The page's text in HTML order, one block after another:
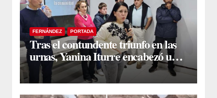
FERNÁNDEZ PORTADA
Tras el contundente triunfo en las
urnas, Yanina Iturre encabezó un
encuentro con vecinos y dirigentes
en Fernández